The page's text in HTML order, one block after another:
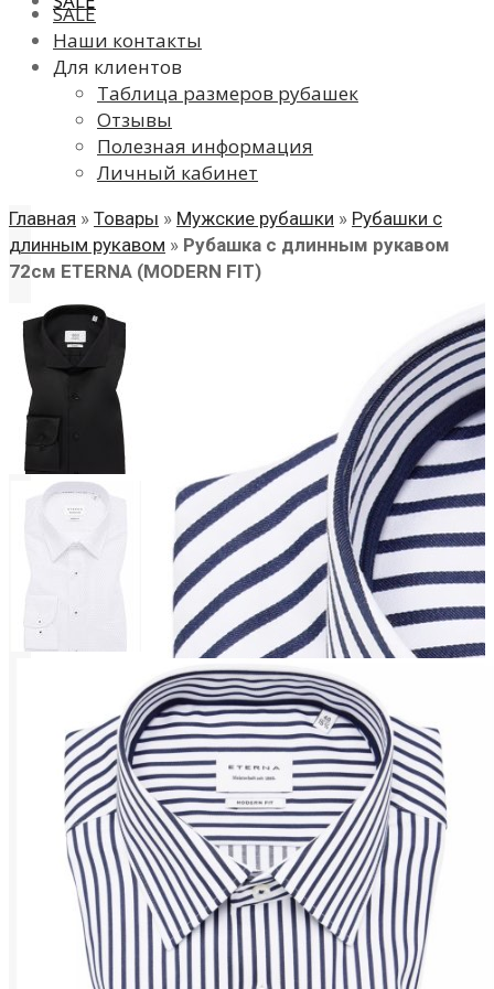
SALE
Наши контакты
Для клиентов
Таблица размеров рубашек
Отзывы
Полезная информация
Личный кабинет
Главная » Товары » Мужские рубашки » Рубашки с
длинным рукавом » Рубашка с длинным рукавом
72см ETERNA (MODERN FIT)